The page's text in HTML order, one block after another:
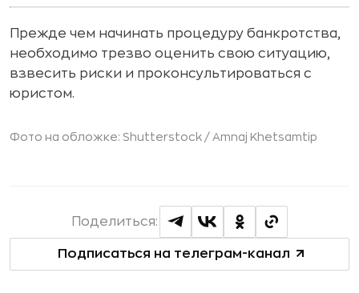
Прежде чем начинать процедуру банкротства,
необходимо трезво оценить свою ситуацию,
взвесить риски и проконсультироваться с
юристом.
Фото на обложке: Shutterstock / Amnaj Khetsamtip
Подписаться на телеграм-канал
Поделиться: